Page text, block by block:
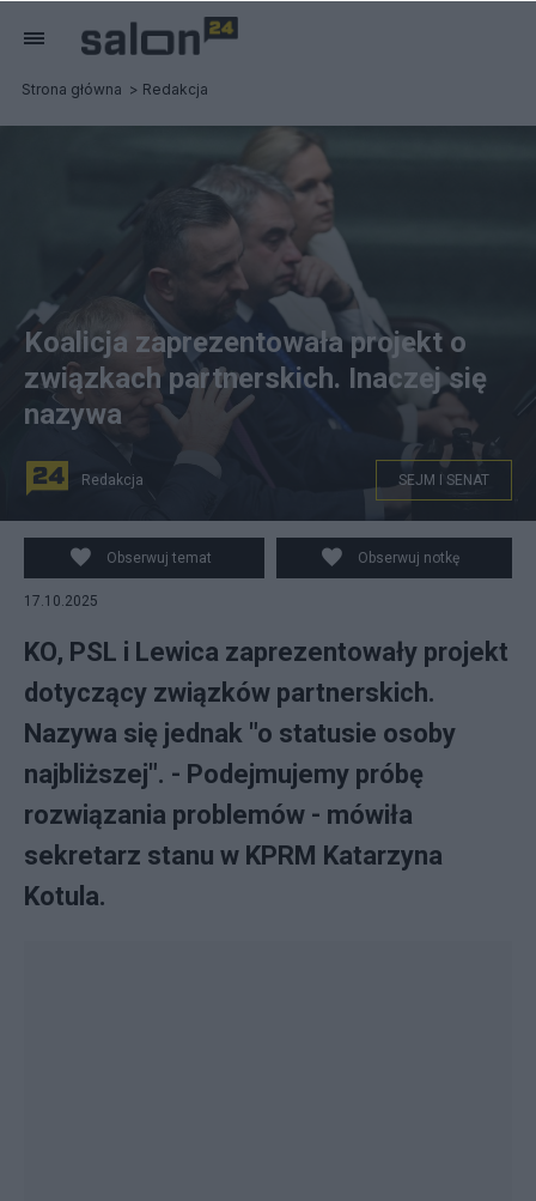
Strona główna Redakcja
Koalicja zaprezentowała projekt o
związkach partnerskich. Inaczej się
nazywa
Redakcja SEJM I SENAT
Obserwuj temat Obserwuj notkę
17.10.2025
KO, PSL i Lewica zaprezentowały projekt
dotyczący związków partnerskich.
Nazywa się jednak "o statusie osoby
najbliższej". - Podejmujemy próbę
rozwiązania problemów - mówiła
sekretarz stanu w KPRM Katarzyna
Kotula.